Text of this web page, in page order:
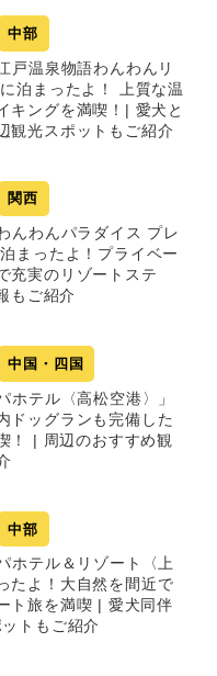
中部
戸温泉物語わんわんリ
泊まったよ！ 上質な温
キングを満喫！| 愛犬と
観光スポットもご紹介
関西
んわんパラダイス プレ
まったよ！プライベー
充実のリゾートステ
もご紹介
中国・四国
ホテル〈高松空港〉」
ドッグランも完備した
！ | 周辺のおすすめ観
中部
ホテル＆リゾート〈上
たよ！大自然を間近で
ト旅を満喫 | 愛犬同伴
トもご紹介